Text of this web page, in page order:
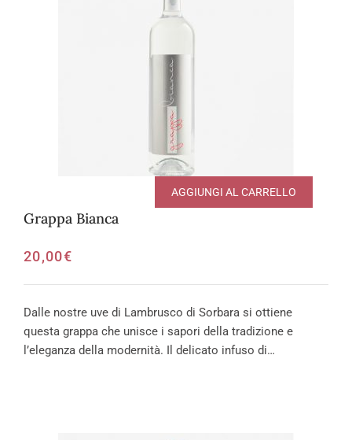
Grappa Bianca
20,00€
AGGIUNGI AL CARRELLO
Dalle nostre uve di Lambrusco di Sorbara si ottiene
questa grappa che unisce i sapori della tradizione e
l’eleganza della modernità. Il delicato infuso di…